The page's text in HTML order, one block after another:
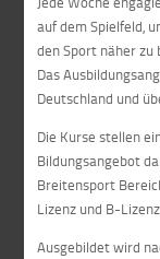
auf dem Spielfeld,
den Sport näher zu
Das
Deutschland und
Die Kurse stellen
Bildungsangebot
Breitensport
Lizenz und B-
Ausgebildet wird